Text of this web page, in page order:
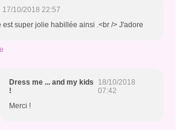
17/10/2018 22:57
est super jolie habillée ainsi .<br /> J'adore
Dress me ... and my kids
!
18/10/2018
07:42
Merci !